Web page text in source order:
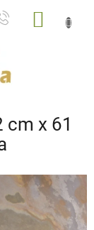
cm x 61